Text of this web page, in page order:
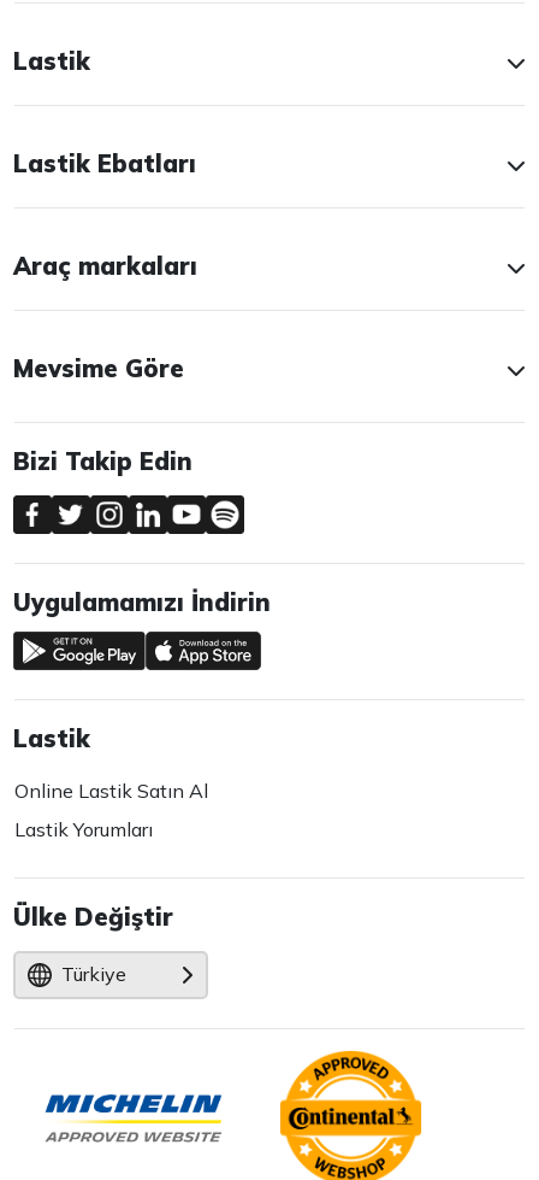
Lastik
Lastik Ebatları
Araç markaları
Mevsime Göre
Bizi Takip Edin
Uygulamamızı İndirin
Lastik
Online Lastik Satın Al
Lastik Yorumları
Ülke Değiştir
Türkiye